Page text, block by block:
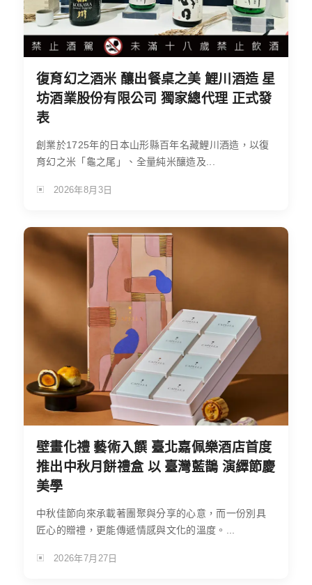
復育幻之酒米 釀出餐桌之美 鯉川酒造 星
坊酒業股份有限公司 獨家總代理 正式發
表
創業於1725年的日本山形縣百年名藏鯉川酒造，以復
育幻之米「龜之尾」、全量純米釀造及...
2026年8月3日
壁畫化禮 藝術入饌 臺北嘉佩樂酒店首度
推出中秋月餅禮盒 以 臺灣藍鵲 演繹節慶
美學
中秋佳節向來承載著團聚與分享的心意，而一份別具
匠心的贈禮，更能傳遞情感與文化的溫度。...
2026年7月27日